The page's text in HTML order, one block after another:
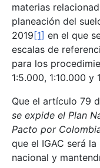
materias
planeación del
2019 [1] en el que
escalas de
para los
1:5.000, 1:10.000 y
Que el artículo 79
se expide el Plan
Pacto por
que el IGAC será
nacional y